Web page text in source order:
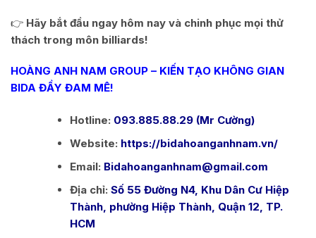
👉 Hãy bắt đầu ngay hôm nay và chinh phục mọi thử
thách trong môn billiards!
HOÀNG ANH NAM GROUP – KIẾN TẠO KHÔNG GIAN
BIDA ĐẦY ĐAM MÊ!
Hotline: 093.885.88.29 (Mr Cường)
Website: https://bidahoanganhnam.vn/
Email: Bidahoanganhnam@gmail.com
Địa chỉ: Số 55 Đường N4, Khu Dân Cư Hiệp
Thành, phường Hiệp Thành, Quận 12, TP.
HCM